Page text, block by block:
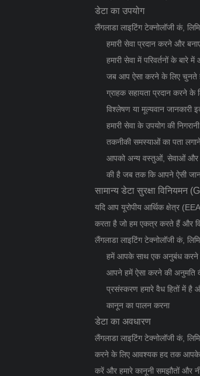
डेटा का उपयोग
लैंगलाडा लाइटिंग टेक्नोलॉजी कं,
हमारी सेवा प्रदान करने और
हमारी सेवा में परिवर्तनों के
जब आप ऐसा करने के लिए चुनते हैं
ग्राहक सहायता प्रदान करने के
विश्लेषण या मूल्यवान
हमारी सेवा के उपयोग की
तकनीकी समस्याओं का पता
आपको अन्य वस्तुओं, सेवाओं और
की है जब तक कि आपने ऐसी
सामान्य डेटा सुरक्षा
यदि आप यूरोपीय आर्थिक क्षेत्र
करता है जो हम एकत्र करते हैं और
लैंगलाडा लाइटिंग टेक्नोलॉजी कं,
हमें आपके साथ एक अनुबंध करने
आपने हमें ऐसा करने की अनुमति
प्रसंस्करण हमारे वैध हितों में
कानून का पालन करना
डेटा का अवधारण
लैंगलाडा लाइटिंग टेक्नोलॉजी कं,
करने के लिए आवश्यक हद तक आपके
करें और हमारे कानूनी समझौतों और